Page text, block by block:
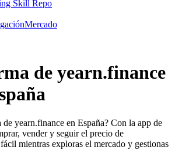
Skill Repo
Mercado
de yearn.finance
de yearn.finance en España? Con la app de
vender y seguir el precio de
mientras exploras el mercado y gestionas